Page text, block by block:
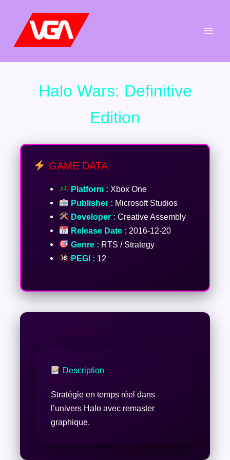
contenu
Halo Wars: Definitive
Edition
GAME DATA
Platform : Xbox One
Publisher : Microsoft Studios
Developer : Creative Assembly
Release Date : 2016-12-20
Genre : RTS / Strategy
PEGI : 12
Description
Stratégie en temps réel dans
l’univers Halo avec remaster
graphique.